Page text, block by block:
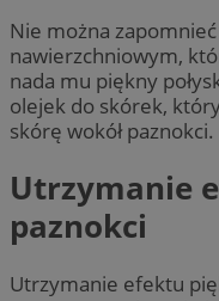
Nie można
nawierzchniowym,
nada mu piękny
olejek do skórek,
skórę wokół paznokci.
Utrzymanie
paznokci
Utrzymanie efektu